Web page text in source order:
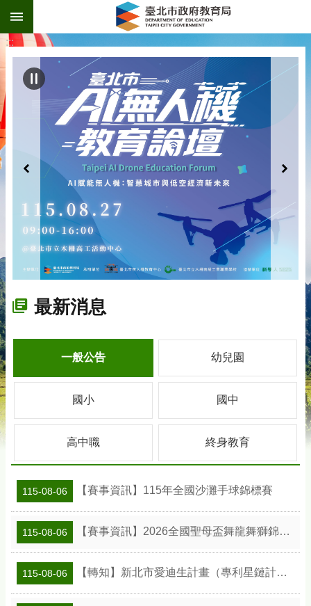
跳到主要內容區塊
:::
最新消息
一般公告 幼兒園
國小 國中
高中職 終身教育
115-08-06 【賽事資訊】115年全國沙灘手球錦標賽
115-08-06 【賽事資訊】2026全國聖母盃舞龍舞獅錦標賽
115-08-06 【轉知】新北市愛迪生計畫（專利星鏈計畫）專利教學種子教師工作坊